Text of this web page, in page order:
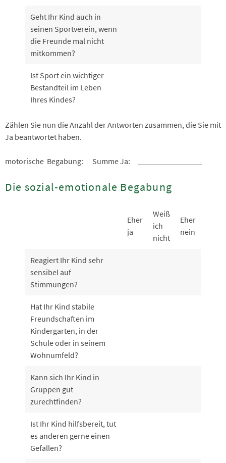
Geht Ihr Kind auch in
seinen Sportverein, wenn
die Freunde mal nicht
mitkommen?
Ist Sport ein wichtiger
Bestandteil im Leben
Ihres Kindes?
Zählen Sie nun die Anzahl der Antworten zusammen, die Sie mit
Ja beantwortet haben.
motorische Begabung: Summe Ja: ________________
Die sozial-emotionale Begabung
Eher
ja
Weiß
ich
nicht
Eher
nein
Reagiert Ihr Kind sehr
sensibel auf
Stimmungen?
Hat Ihr Kind stabile
Freundschaften im
Kindergarten, in der
Schule oder in seinem
Wohnumfeld?
Kann sich Ihr Kind in
Gruppen gut
zurechtfinden?
Ist Ihr Kind hilfsbereit, tut
es anderen gerne einen
Gefallen?